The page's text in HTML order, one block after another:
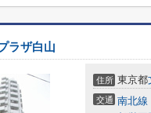
ラザ白山
住所 東京都
交通 南北線